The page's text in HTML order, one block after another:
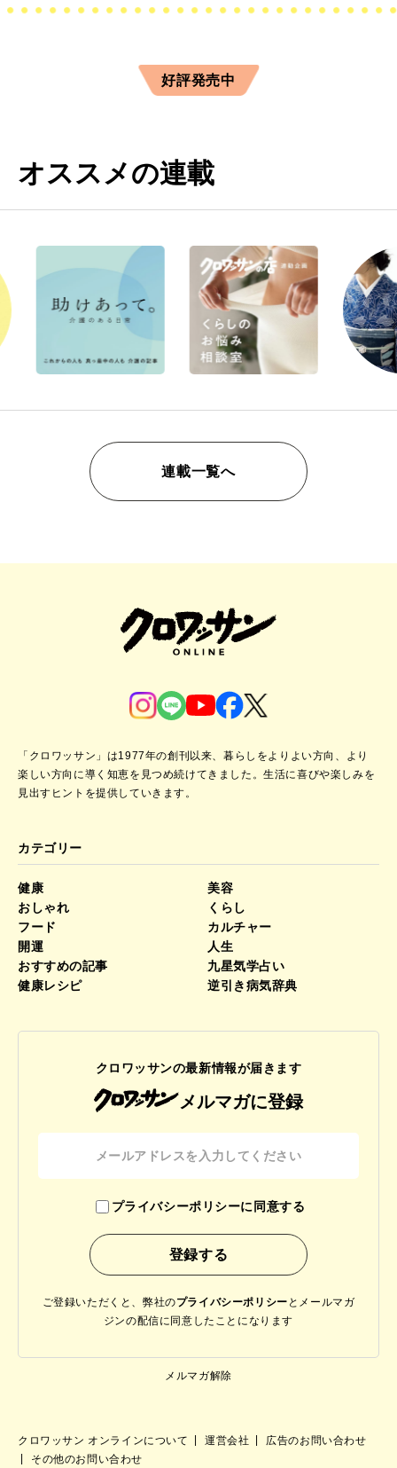
好評発売中
オススメの連載
連載一覧へ
「クロワッサン」は1977年の創刊以来、暮らしをよりよい方向、より
楽しい方向に導く知恵を見つめ続けてきました。生活に喜びや楽しみを
見出すヒントを提供していきます。
カテゴリー
健康
美容
おしゃれ
くらし
フード
カルチャー
開運
人生
おすすめの記事
九星気学占い
健康レシピ
逆引き病気辞典
クロワッサンの最新情報が届きます
メルマガに登録
プライバシーポリシーに同意する
ご登録いただくと、弊社のプライバシーポリシー と メールマガ
ジンの配信に同意したことになります
メルマガ解除
クロワッサン オンラインについて 運営会社
広告のお問い合わせ
その他のお問い合わせ